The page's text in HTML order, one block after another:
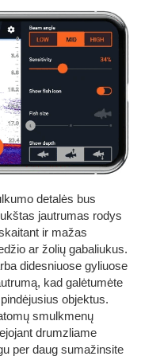
detalės bus
jautrumas rodys
ir mažas
ar žolių gabaliukus.
didesniuose gyliuose
kad galėtumėte
objektus.
smulkmenų
drumzliame
per daug sumažinsite